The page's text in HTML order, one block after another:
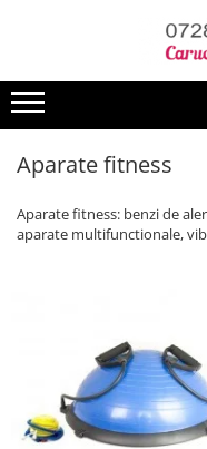
Carucioare copii
Carucioare copii 2in1
Carucioare copii 3in1
Saci si invelitoare
Huse ploaie si antiinsecte
Genti mamici
Umbrele carucioare
Aparate fitness
Aparate fitness: benzi de
aparate multifunctionale,